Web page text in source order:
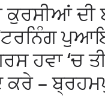
ਕੁਰਸੀਆਂ ਦੀ
ਹਵਾ ‘ਚ
ਕਰੇ –